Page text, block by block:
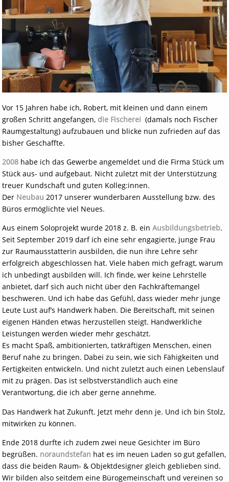
Vor 15 Jahren habe ich, Robert, mit kleinen und dann einem
großen Schritt angefangen, die Fischerei (damals noch Fischer
Raumgestaltung) aufzubauen und blicke nun zufrieden auf das
bisher Geschaffte.
2008 habe ich das Gewerbe angemeldet und die Firma Stück um
Stück aus- und aufgebaut. Nicht zuletzt mit der Unterstützung
treuer Kundschaft und guten Kolleg:innen.
Der Neubau 2017 unserer wunderbaren Ausstellung bzw. des
Büros ermöglichte viel Neues.
Aus einem Soloprojekt wurde 2018 z. B. einAusbildungsbetrieb.
Seit September 2019 darf ich eine sehr engagierte, junge Frau
zur Raumausstatterin ausbilden, die nun ihre Lehre sehr
erfolgreich abgeschlossen hat. Viele haben mich gefragt, warum
ich unbedingt ausbilden will. Ich finde, wer keine Lehrstelle
anbietet, darf sich auch nicht über den Fachkräftemangel
beschweren. Und ich habe das Gefühl, dass wieder mehr junge
Leute Lust auf’s Handwerk haben. Die Bereitschaft, mit seinen
eigenen Händen etwas herzustellen steigt. Handwerkliche
Leistungen werden wieder mehr geschätzt.
Es macht Spaß, ambitionierten, tatkräftigen Menschen, einen
Beruf nahe zu bringen. Dabei zu sein, wie sich Fähigkeiten und
Fertigkeiten entwickeln. Und nicht zuletzt auch einen Lebenslauf
mit zu prägen. Das ist selbstverständlich auch eine
Verantwortung, die ich aber gerne annehme.
Das Handwerk hat Zukunft. Jetzt mehr denn je. Und ich bin Stolz,
mitwirken zu können.
Ende 2018 durfte ich zudem zwei neue Gesichter im Büro
begrüßen. noraundstefan hat es im neuen Laden so gut gefallen,
dass die beiden Raum- & Objektdesigner gleich geblieben sind.
Wir bilden also seitdem eine Bürogemeinschaft und vereinen so